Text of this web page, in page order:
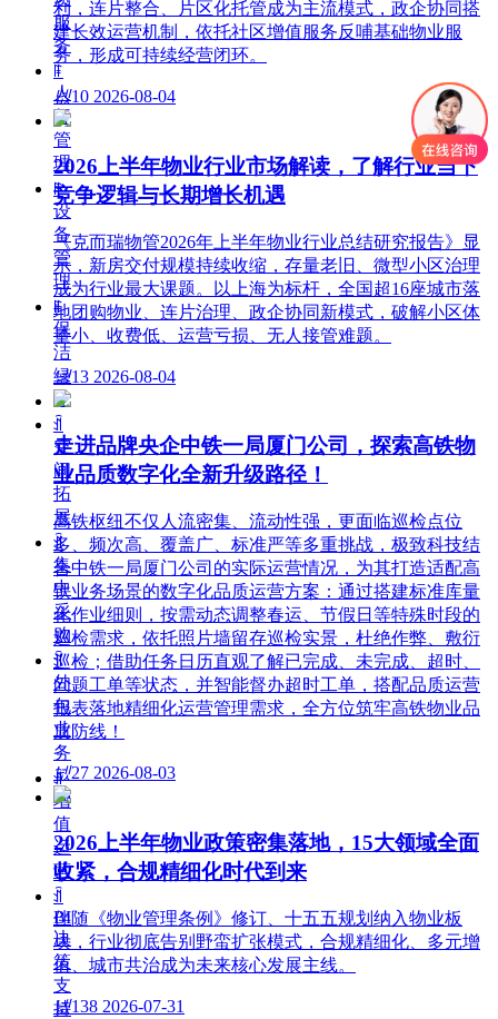
服
务
ꁹ
人
行
管
理
ꁹ
设
备
管
理
ꁹ
保
洁
绿
化
ꀉ
空
间
拓
展
ꀉ
集
中
采
购
ꀉ
外
包
业
务
ꀉ
增
值
运
营
ꀉ
BI
决
策
支
持
利，连片整合、片区化托管成为主流模式，政企协同搭
建长效运营机制，依托社区增值服务反哺基础物业服
务，形成可持续经营闭环。
넶10 2026-08-04
2026上半年物业行业市场解读，了解行业当下
竞争逻辑与长期增长机遇
《克而瑞物管2026年上半年物业行业总结研究报告》显
示，新房交付规模持续收缩，存量老旧、微型小区治理
成为行业最大课题。以上海为标杆，全国超16座城市落
地团购物业、连片治理、政企协同新模式，破解小区体
量小、收费低、运营亏损、无人接管难题。
넶13 2026-08-04
走进品牌央企中铁一局厦门公司，探索高铁物
业品质数字化全新升级路径！
高铁枢纽不仅人流密集、流动性强，更面临巡检点位
多、频次高、覆盖广、标准严等多重挑战，极致科技结
合中铁一局厦门公司的实际运营情况，为其打造适配高
铁业务场景的数字化品质运营方案：通过搭建标准库量
化作业细则，按需动态调整春运、节假日等特殊时段的
巡检需求，依托照片墙留存巡检实景，杜绝作弊、敷衍
巡检；借助任务日历直观了解已完成、未完成、超时、
问题工单等状态，并智能督办超时工单，搭配品质运营
报表落地精细化运营管理需求，全方位筑牢高铁物业品
质防线！
넶27 2026-08-03
2026上半年物业政策密集落地，15大领域全面
收紧，合规精细化时代到来
伴随《物业管理条例》修订、十五五规划纳入物业板
块，行业彻底告别野蛮扩张模式，合规精细化、多元增
值、城市共治成为未来核心发展主线。
넶138 2026-07-31